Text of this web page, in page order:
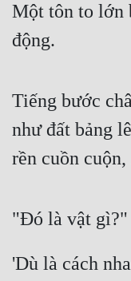
Một tôn to lớn
động.
Tiếng bước
như đất bảng
rền cuồn
"Đó là vật gì?"
'Dù là cách